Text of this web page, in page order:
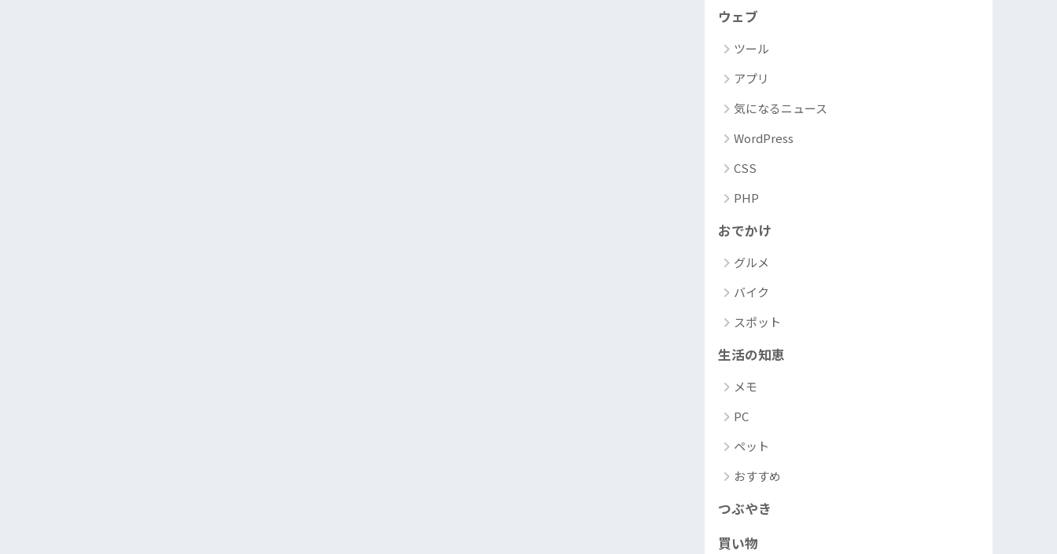
ウェブ
ツール
アプリ
気になるニュース
WordPress
CSS
PHP
おでかけ
グルメ
バイク
スポット
生活の知恵
メモ
PC
ペット
おすすめ
つぶやき
買い物